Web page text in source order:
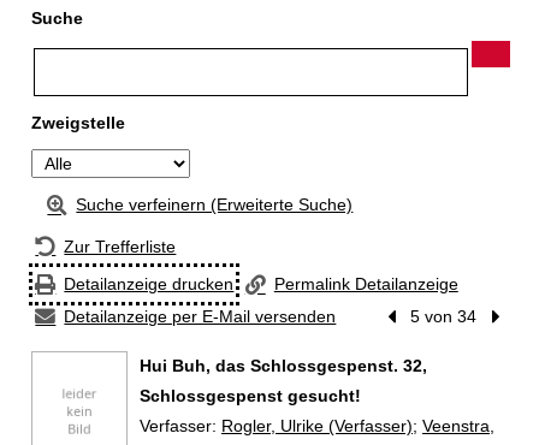
Suche
Zweigstelle
Suche verfeinern (Erweiterte Suche)
Zur Trefferliste
Detailanzeige drucken
Permalink Detailanzeige
Detailanzeige per E-Mail versenden
Vorheriger Treffer
5 von 34
Hui Buh, das Schlossgespenst. 32,
Schlossgespenst gesucht!
Verfasser: Suche nach diesem Verfasser
Rogler, Ulrike (Verfasser); Veenstra,